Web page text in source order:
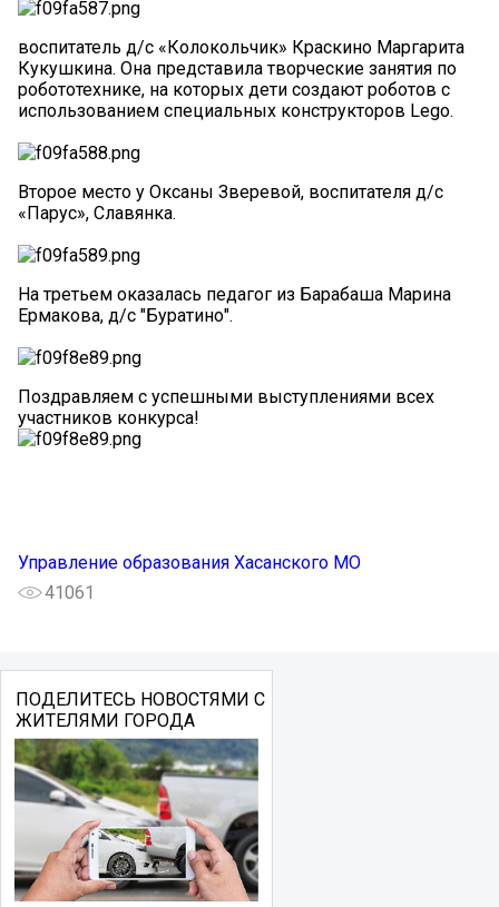
воспитатель д/с «Колокольчик» Краскино Маргарита
Кукушкина. Она представила творческие занятия по
робототехнике, на которых дети создают роботов с
использованием специальных конструкторов Lego.
Второе место у Оксаны Зверевой, воспитателя д/с
«Парус», Славянка.
На третьем оказалась педагог из Барабаша Марина
Ермакова, д/с "Буратино".
Поздравляем с успешными выступлениями всех
участников конкурса!
Управление образования Хасанского МО
41061
ПОДЕЛИТЕСЬ НОВОСТЯМИ С
ЖИТЕЛЯМИ ГОРОДА